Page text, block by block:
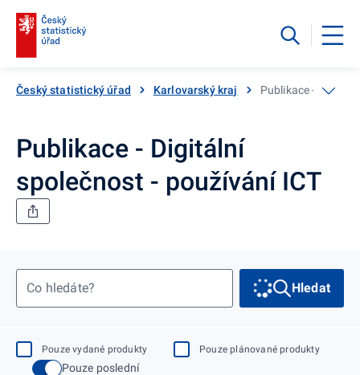
Český statistický úřad Karlovarský kraj Publikace -
Publikace - Digitální
společnost - používání ICT
Hledat
Pouze vydané produkty Pouze plánované produkty
Pouze poslední